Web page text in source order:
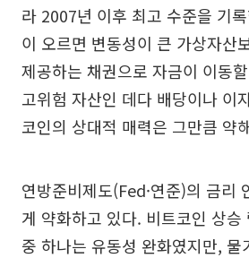
라 2007년 이후 최고 수준을 기
이 오르면 변동성이 큰 가상자산
제공하는 채권으로 자금이 이동
고위험 자산인 데다 배당이나 이
코인의 상대적 매력은 그만큼 약
연방준비제도(Fed·연준)의 금리
게 약화하고 있다. 비트코인 상승
중 하나는 유동성 완화였지만, 물